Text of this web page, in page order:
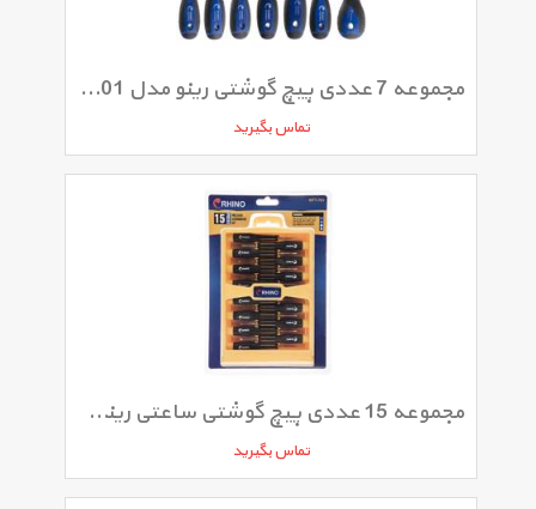
مجموعه 7 عددی پیچ گوشتی رینو مدل RPT-8601
تماس بگیرید
مجموعه 15 عددی پیچ گوشتی ساعتی رینو مدل RPT-761
تماس بگیرید